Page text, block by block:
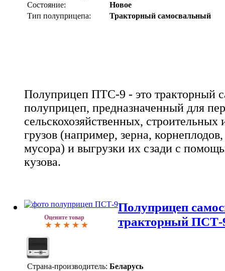
Состояние:
Новое
Тип полуприцепа:
Тракторный самосвальный
Полуприцеп ПТС-9 - это тракторный
полуприцеп, предназначенный для
сельскохозяйственных,
грузов (например, зерна,
мусора) и выгрузки их сзади с
кузова.
Оцените товар
Полуприцеп
тракторный ПСТ-
Страна-производитель: Беларусь